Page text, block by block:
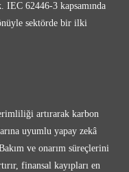
IEC 62446-3 kapsamında
sektörde bir ilki
artırarak karbon
uyumlu yapay zekâ
ve onarım süreçlerini
finansal kayıpları en